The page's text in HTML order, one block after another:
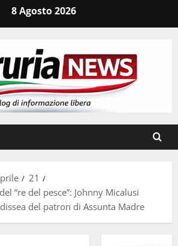
8 Agosto 2026
21
“re del pesce”: Johnny Micalusi
del patron di Assunta Madre